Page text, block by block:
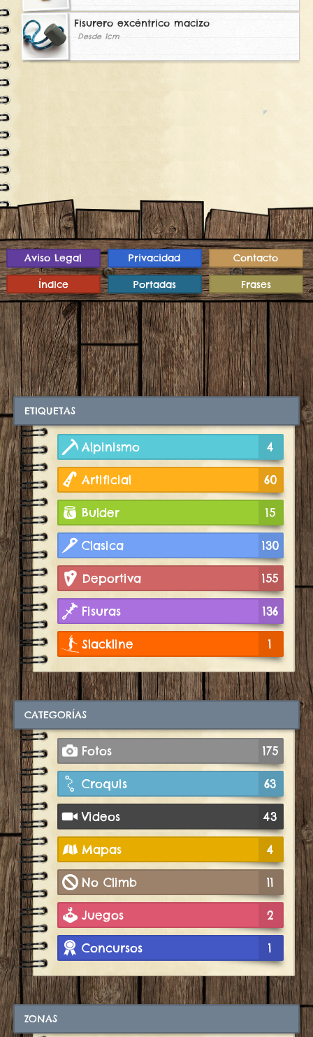
Fisurero excéntrico macizo
Desde 1cm
Contacto
Privacidad
Aviso Legal
Frases
Portadas
Índice
ETIQUETAS
Alpinismo 4
Artificial 60
Bulder 15
Clasica 130
Deportiva 155
Fisuras 136
Slackline 1
CATEGORÍAS
Fotos 175
Croquis 63
Videos 43
Mapas 4
No Climb 11
Juegos 2
Concursos 1
ZONAS